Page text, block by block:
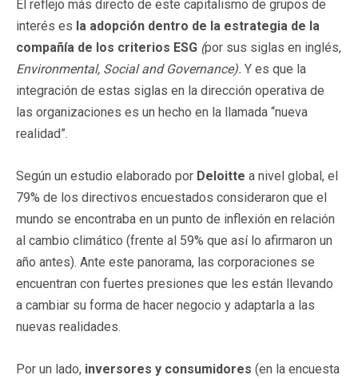
El reflejo más directo de este capitalismo de grupos de
interés es la adopción dentro de la estrategia de la
compañía de los criterios ESG (por sus siglas en inglés,
Environmental, Social and Governance). Y es que la
integración de estas siglas en la dirección operativa de
las organizaciones es un hecho en la llamada “nueva
realidad”.
Según un estudio elaborado por Deloitte a nivel global, el
79% de los directivos encuestados consideraron que el
mundo se encontraba en un punto de inflexión en relación
al cambio climático (frente al 59% que así lo afirmaron un
año antes). Ante este panorama, las corporaciones se
encuentran con fuertes presiones que les están llevando
a cambiar su forma de hacer negocio y adaptarla a las
nuevas realidades.
Por un lado, inversores y consumidores (en la encuesta